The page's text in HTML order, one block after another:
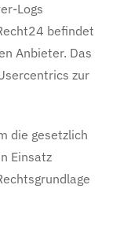
Logs
befindet
Anbieter. Das
zur
die gesetzlich
Einsatz